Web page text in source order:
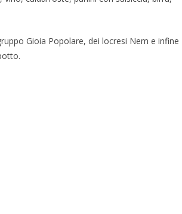
Gioia Popolare, dei locresi Nem e infine